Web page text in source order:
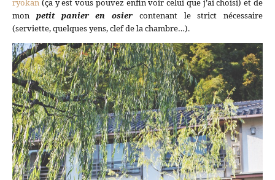
ryokan (ça y est vous pouvez enfin voir celui que j’ai choisi) et de
mon petit panier en osiercontenant le strict nécessaire
(serviette, quelques yens, clef de la chambre…).